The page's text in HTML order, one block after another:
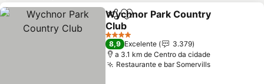
PartilharAdicionar aos favoritos
Wychnor Park Country
Club
4 Estrelas
8,9 Excelente
3.379
a 3.1 km de Centro da cidade
Restaurante e bar Somervills